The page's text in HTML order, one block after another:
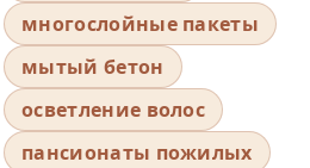
многослойные пакеты
мытый бетон
осветление волос
пансионаты пожилых